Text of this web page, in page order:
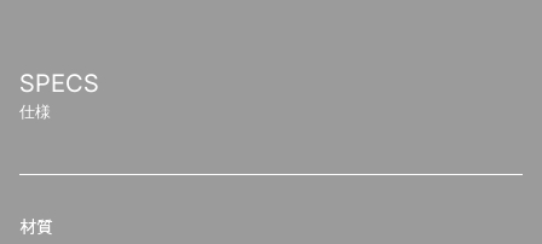
SPECS
仕様
材質